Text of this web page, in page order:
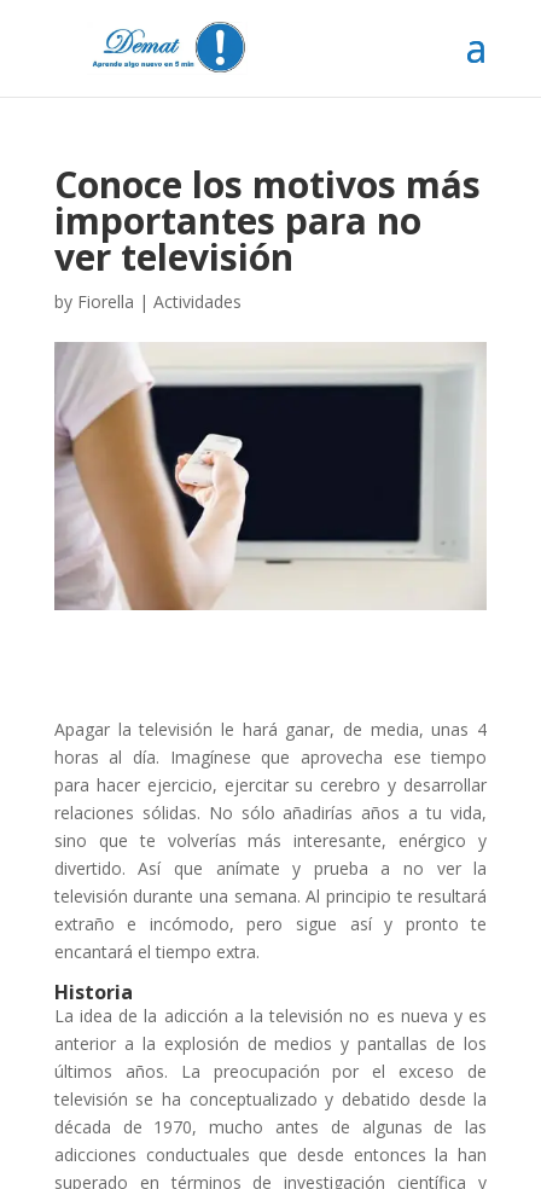
Conoce los motivos más
importantes para no
ver televisión
by Fiorella | Actividades
Apagar la televisión le hará ganar, de media, unas 4
horas al día. Imagínese que aprovecha ese tiempo
para hacer ejercicio, ejercitar su cerebro y desarrollar
relaciones sólidas. No sólo añadirías años a tu vida,
sino que te volverías más interesante, enérgico y
divertido. Así que anímate y prueba a no ver la
televisión durante una semana. Al principio te resultará
extraño e incómodo, pero sigue así y pronto te
encantará el tiempo extra.
Historia
La idea de la adicción a la televisión no es nueva y es
anterior a la explosión de medios y pantallas de los
últimos años. La preocupación por el exceso de
televisión se ha conceptualizado y debatido desde la
década de 1970, mucho antes de algunas de las
adicciones conductuales que desde entonces la han
superado en términos de investigación científica y